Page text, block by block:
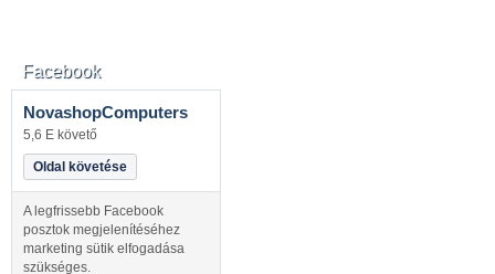
Facebook
NovashopComputers
5,6 E követő
Oldal követése
A legfrissebb Facebook
posztok megjelenítéséhez
marketing sütik elfogadása
szükséges.